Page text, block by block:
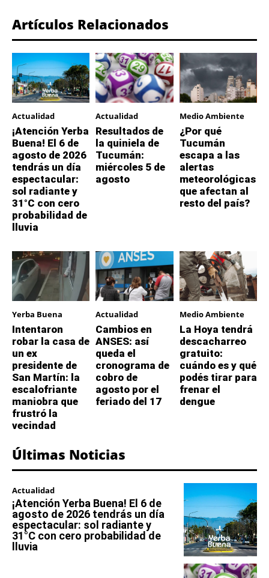
Artículos Relacionados
Actualidad
¡Atención Yerba
Buena! El 6 de
agosto de 2026
tendrás un día
espectacular:
sol radiante y
31°C con cero
probabilidad de
lluvia
Actualidad
Resultados de
la quiniela de
Tucumán:
miércoles 5 de
agosto
Medio Ambiente
¿Por qué
Tucumán
escapa a las
alertas
meteorológicas
que afectan al
resto del país?
Yerba Buena
Intentaron
robar la casa de
un ex
presidente de
San Martín: la
escalofriante
maniobra que
frustró la
vecindad
Actualidad
Cambios en
ANSES: así
queda el
cronograma de
cobro de
agosto por el
feriado del 17
Medio Ambiente
La Hoya tendrá
descacharreo
gratuito:
cuándo es y qué
podés tirar para
frenar el
dengue
Últimas Noticias
Actualidad
¡Atención Yerba Buena! El 6 de
agosto de 2026 tendrás un día
espectacular: sol radiante y
31°C con cero probabilidad de
lluvia